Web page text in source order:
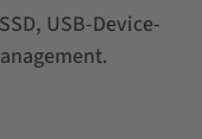
USB-Device-